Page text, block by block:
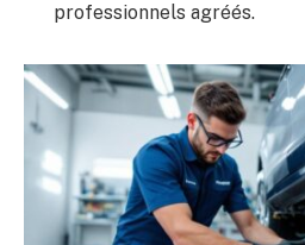
professionnels agréés.